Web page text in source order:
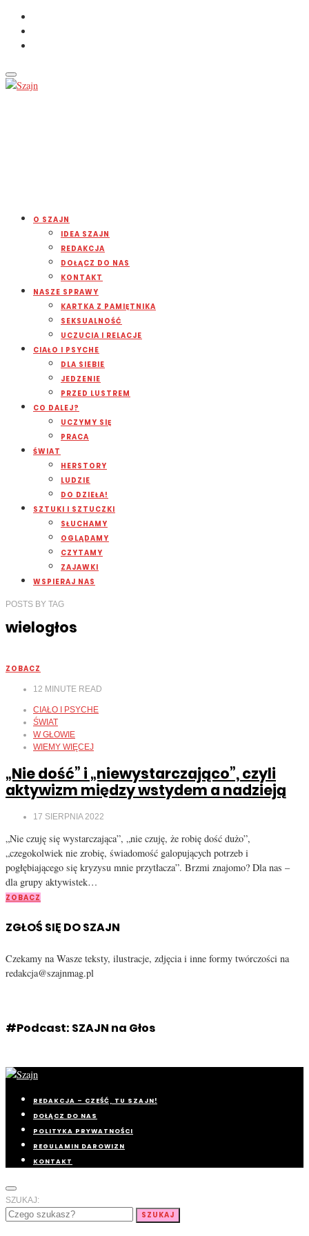
O SZAJN
IDEA SZAJN
REDAKCJA
DOŁĄCZ DO NAS
KONTAKT
NASZE SPRAWY
KARTKA Z PAMIĘTNIKA
SEKSUALNOŚĆ
UCZUCIA I RELACJE
CIAŁO I PSYCHE
DLA SIEBIE
JEDZENIE
PRZED LUSTREM
CO DALEJ?
UCZYMY SIĘ
PRACA
ŚWIAT
HERSTORY
LUDZIE
DO DZIEŁA!
SZTUKI I SZTUCZKI
SŁUCHAMY
OGLĄDAMY
CZYTAMY
ZAJAWKI
WSPIERAJ NAS
POSTS BY TAG
wielogłos
ZOBACZ
12 MINUTE READ
CIAŁO I PSYCHE
ŚWIAT
W GŁOWIE
WIEMY WIĘCEJ
„Nie dość” i „niewystarczająco”, czyli
aktywizm między wstydem a nadzieją
17 SIERPNIA 2022
„Nie czuję się wystarczająca”, „nie czuję, że robię dość dużo”,
„czegokolwiek nie zrobię, świadomość galopujących potrzeb i
pogłębiającego się kryzysu mnie przytłacza”. Brzmi znajomo? Dla nas –
dla grupy aktywistek…
ZOBACZ
ZGŁOŚ SIĘ DO SZAJN
Czekamy na Wasze teksty, ilustracje, zdjęcia i inne formy twórczości na
redakcja@szajnmag.pl
#Podcast: SZAJN na Głos
REDAKCJA – CZEŚĆ, TU SZAJN!
DOŁĄCZ DO NAS
POLITYKA PRYWATNOŚCI
REGULAMIN DAROWIZN
KONTAKT
SZUKAJ:
SZUKAJ